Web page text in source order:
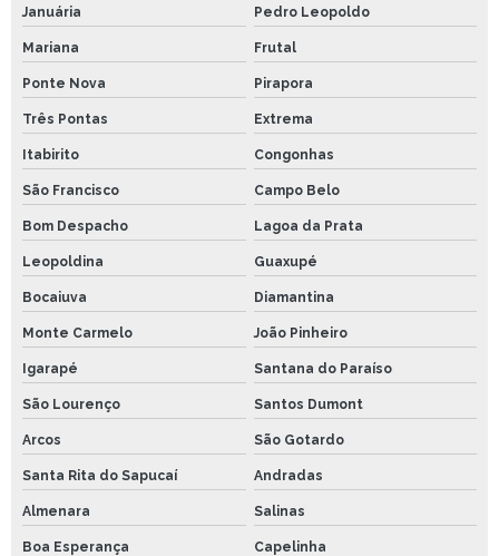
Januária Pedro Leopoldo
Mariana Frutal
Ponte Nova Pirapora
Três Pontas Extrema
Itabirito Congonhas
São Francisco Campo Belo
Bom Despacho Lagoa da Prata
Leopoldina Guaxupé
Bocaiuva Diamantina
Monte Carmelo João Pinheiro
Igarapé Santana do Paraíso
São Lourenço Santos Dumont
Arcos São Gotardo
Santa Rita do Sapucaí Andradas
Almenara Salinas
Boa Esperança Capelinha